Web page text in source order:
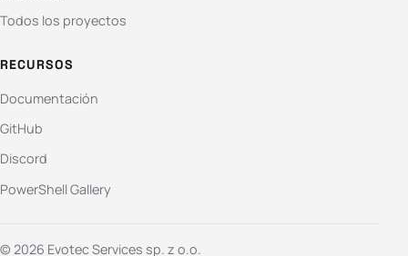
Todos los proyectos
RECURSOS
Documentación
GitHub
Discord
PowerShell Gallery
© 2026 Evotec Services sp. z o.o.